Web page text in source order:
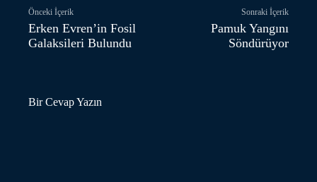
Önceki İçerik
Erken Evren’in Fosil
Galaksileri Bulundu
Sonraki İçerik
Pamuk Yangını
Söndürüyor
Bir Cevap Yazın